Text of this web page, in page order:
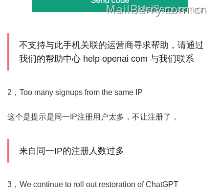
不支持与此手机关联的运营商寻求帮助，请通过
我们的帮助中心 help openai com 与我们联系
2，Too many signups from the same IP
这个是提示是同一IP注册用户太多，不让注册了，
来自同一IP的注册人数过多
3，We continue to roll out restoration of ChatGPT